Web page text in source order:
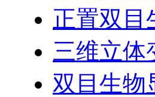
正置双目
三维立体
双目生物